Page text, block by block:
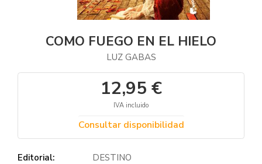
COMO FUEGO EN EL HIELO
LUZ GABAS
12,95 €
IVA incluido
Consultar disponibilidad
Editorial:
DESTINO